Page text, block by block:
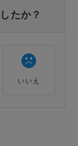
たか？
いいえ